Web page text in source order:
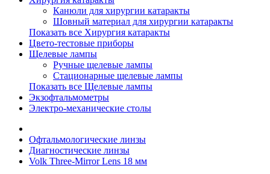
Канюли для хирургии катаракты
Шовный материал для хирургии катаракты
Показать все Хирургия катаракты
Цвето-тестовые приборы
Щелевые лампы
Ручные щелевые лампы
Стационарные щелевые лампы
Показать все Щелевые лампы
Экзофтальмометры
Электро-механические столы
Офтальмологические линзы
Диагностические линзы
Volk Three-Mirror Lens 18 мм